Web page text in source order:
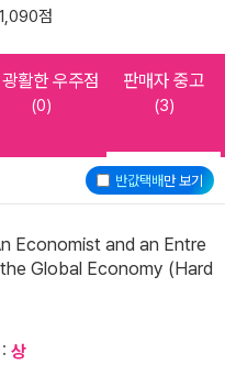
점
활한 우주점
(0)
판매자 중고
(3)
반값택배만 보기
Economist and an Entre
Global Economy (Hard
상